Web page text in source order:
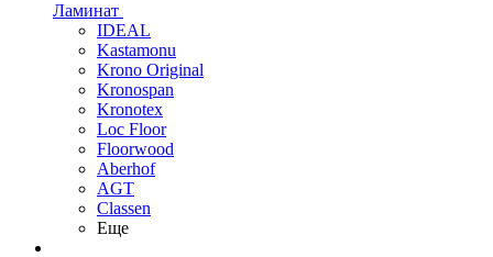
Ламинат
IDEAL
Kastamonu
Krono Original
Kronospan
Kronotex
Loc Floor
Floorwood
Aberhof
AGT
Classen
Еще